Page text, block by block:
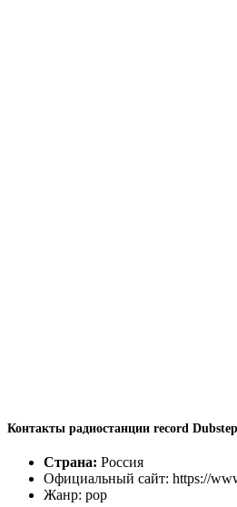
Контакты радиостанции record
Страна: Россия
Официальный сайт: https://
Жанр: pop